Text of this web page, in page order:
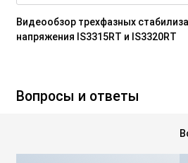
Видеообзор трехфазных
напряжения IS3315RT и IS3320RT
Вопросы и ответы